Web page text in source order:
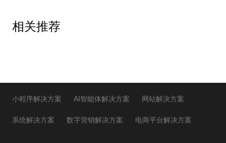
相关推荐
小程序解决方案 AI智能体解决方案 网站解决方案
系统解决方案 数字营销解决方案 电商平台解决方案